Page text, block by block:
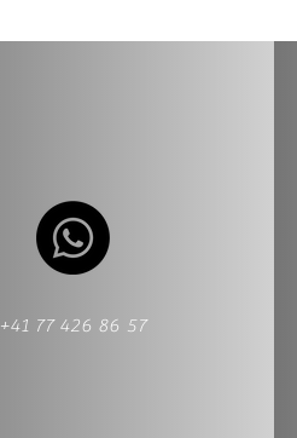
+41 77 426 86 57